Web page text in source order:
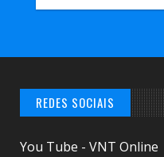
REDES SOCIAIS
You Tube - VNT Online